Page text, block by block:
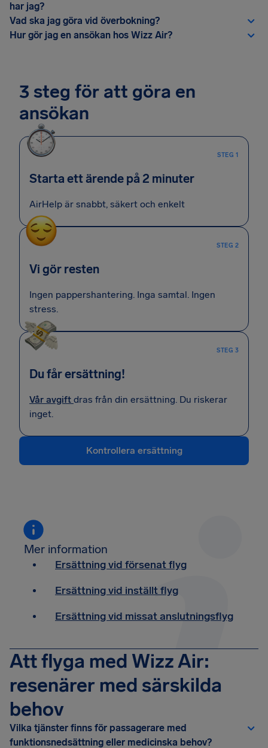
har jag?
Vad ska jag göra vid överbokning?
Hur gör jag en ansökan hos Wizz Air?
3 steg för att göra en
ansökan
STEG 1
Starta ett ärende på 2 minuter
AirHelp är snabbt, säkert och enkelt
STEG 2
Vi gör resten
Ingen pappershantering. Inga samtal. Ingen
stress.
STEG 3
Du får ersättning!
Vår avgift dras från din ersättning. Du riskerar
inget.
Kontrollera ersättning
Mer information
Ersättning vid försenat flyg
Ersättning vid inställt flyg
Ersättning vid missat anslutningsflyg
Att flyga med Wizz Air:
resenärer med särskilda
behov
Vilka tjänster finns för passagerare med
funktionsnedsättning eller medicinska behov?